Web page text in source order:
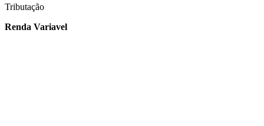
Tributação
Renda Variavel